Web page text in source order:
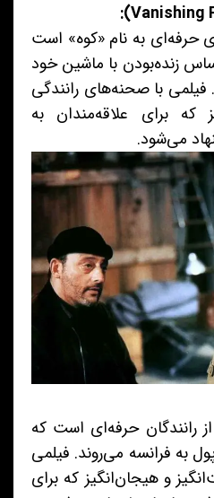
حرفه‌ای به نام «کوه» است
زنده‌بودن با ماشین خود
فیلمی با صحنه‌های رانندگی
که برای علاقه‌مندان به
می‌شود.
رانندگان حرفه‌ای است که
به فرانسه می‌روند. فیلمی
و هیجان‌انگیز که برای